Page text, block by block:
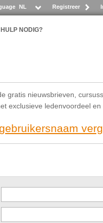
Registreer
NL
HULP NODIG?
gratis nieuwsbrieven,
exclusieve ledenvoordeel en